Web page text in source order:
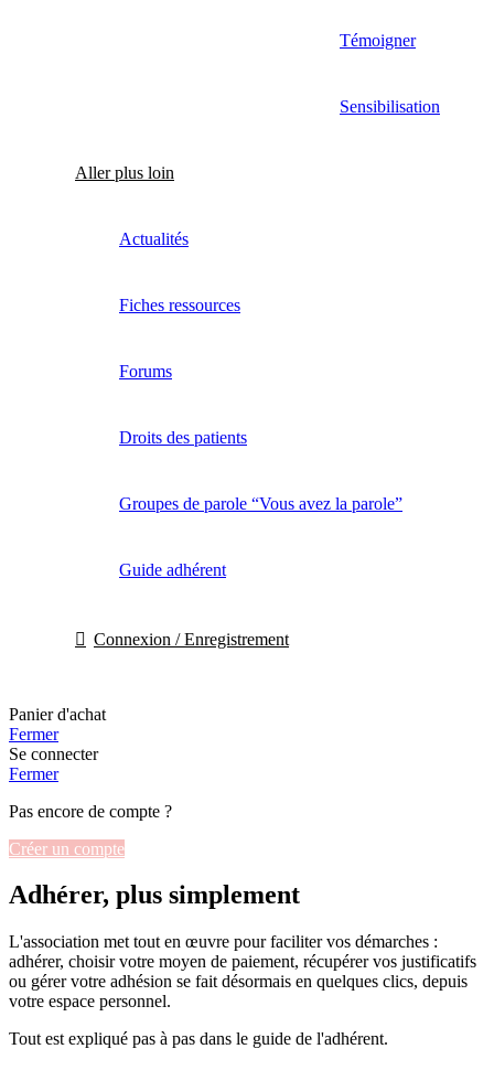
Témoigner
Sensibilisation
Aller plus loin
Actualités
Fiches ressources
Forums
Droits des patients
Groupes de parole “Vous avez la parole”
Guide adhérent
Connexion / Enregistrement
Panier d'achat
Fermer
Se connecter
Fermer
Pas encore de compte ?
Créer un compte
Adhérer, plus simplement
L'association met tout en œuvre pour faciliter vos démarches :
adhérer, choisir votre moyen de paiement, récupérer vos justificatifs
ou gérer votre adhésion se fait désormais en quelques clics, depuis
votre espace personnel.
Tout est expliqué pas à pas dans le guide de l'adhérent.